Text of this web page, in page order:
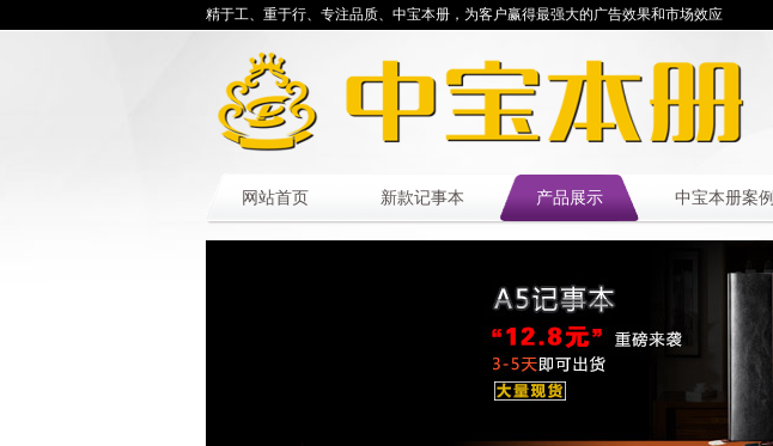
精于工、重于行、专注品质、中宝本册，为客户赢得最强大的广告效果和市场效应
网站首页 新款记事本 产品展示 中宝本册案例